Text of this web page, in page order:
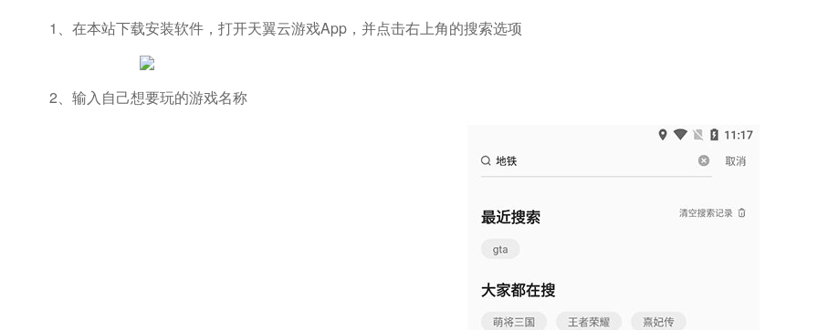
1、在本站下载安装软件，打开天翼云游戏app，并点击右上角的搜索选项
2、输入自己想要玩的游戏名称